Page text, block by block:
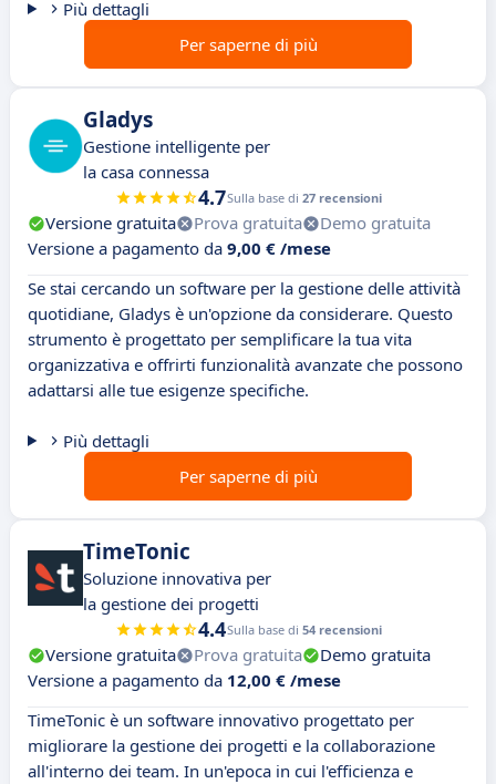
Più dettagli
Per saperne di più
Gladys
Gestione intelligente per
la casa connessa
4.7Sulla base di 27 recensioni
Versione gratuita Prova gratuita
Demo gratuita
Versione a pagamento da 9,00 € /mese
Se stai cercando un software per la gestione delle attività
quotidiane, Gladys è un'opzione da considerare. Questo
strumento è progettato per semplificare la tua vita
organizzativa e offrirti funzionalità avanzate che possono
adattarsi alle tue esigenze specifiche.
Più dettagli
Per saperne di più
TimeTonic
Soluzione innovativa per
la gestione dei progetti
4.4Sulla base di 54 recensioni
Versione gratuita Prova gratuita
Demo gratuita
Versione a pagamento da 12,00 € /mese
TimeTonic è un software innovativo progettato per
migliorare la gestione dei progetti e la collaborazione
all'interno dei team. In un'epoca in cui l'efficienza e